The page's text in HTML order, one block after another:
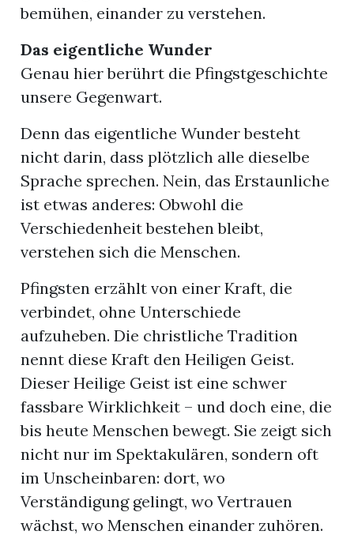
bemühen, einander zu verstehen.
Das eigentliche Wunder
Genau hier berührt die Pfingstgeschichte
unsere Gegenwart.
Denn das eigentliche Wunder besteht
nicht darin, dass plötzlich alle dieselbe
Sprache sprechen. Nein, das Erstaunliche
ist etwas anderes: Obwohl die
Verschiedenheit bestehen bleibt,
verstehen sich die Menschen.
Pfingsten erzählt von einer Kraft, die
verbindet, ohne Unterschiede
aufzuheben. Die christliche Tradition
nennt diese Kraft den Heiligen Geist.
Dieser Heilige Geist ist eine schwer
fassbare Wirklichkeit – und doch eine, die
bis heute Menschen bewegt. Sie zeigt sich
nicht nur im Spektakulären, sondern oft
im Unscheinbaren: dort, wo
Verständigung gelingt, wo Vertrauen
wächst, wo Menschen einander zuhören.